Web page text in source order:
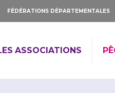
FÉDÉRATIONS DÉPARTEMENTALES
ASSOCIATIONS